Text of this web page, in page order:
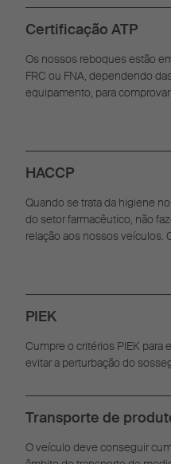
Certificação ATP
Os nossos reboques estão
FRC ou FNA, dependendo
equipamento, para
HACCP
Quando se trata da higiene
do setor farmacêutico, não
relação aos nossos veículos.
PIEK
Cumpre o critérios PIEK para
evitar a perturbação do
Transporte de
O veículo deve conseguir